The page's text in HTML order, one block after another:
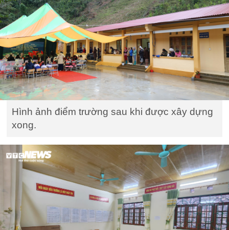
Hình ảnh điểm trường sau khi được xây dựng
xong.